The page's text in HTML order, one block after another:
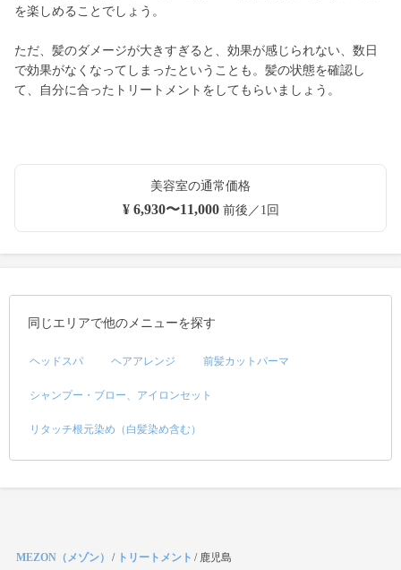
を楽しめることでしょう。
ただ、髪のダメージが大きすぎると、効果が感じられない、数日
で効果がなくなってしまったということも。髪の状態を確認し
て、自分に合ったトリートメントをしてもらいましょう。
美容室の通常価格
¥ 6,930〜11,000前後／1回
同じエリアで他のメニューを探す
ヘッドスパ ヘアアレンジ 前髪カットパーマ
シャンプー・ブロー、アイロンセット
リタッチ根元染め（白髪染め含む）
MEZON（メゾン） / トリートメント / 鹿児島